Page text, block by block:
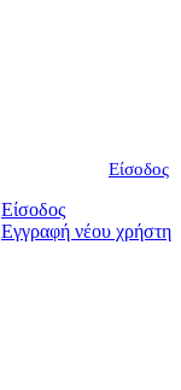
Είσοδος
Είσοδος
Εγγραφή νέου χρήστη